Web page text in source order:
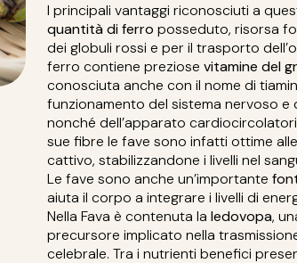
I principali vantaggi riconosciuti a
quantità di ferro posseduto, risorsa
dei globuli rossi e per il trasporto
ferro contiene preziose vitamine del
conosciuta anche con il nome di
funzionamento del sistema nervoso e
nonché dell’apparato
sue fibre le fave sono infatti ottime
cattivo, stabilizzandone i livelli nel
Le fave sono anche un’importante
aiuta il corpo a integrare i livelli di
Nella Fava è contenuta la ledovopa,
precursore implicato nella
celebrale. Tra i nutrienti benefici